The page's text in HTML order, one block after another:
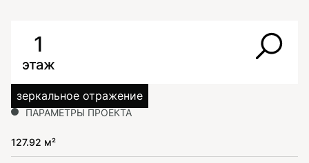
1
этаж
зеркальное отражение
ПАРАМЕТРЫ ПРОЕКТА
127.92 м²